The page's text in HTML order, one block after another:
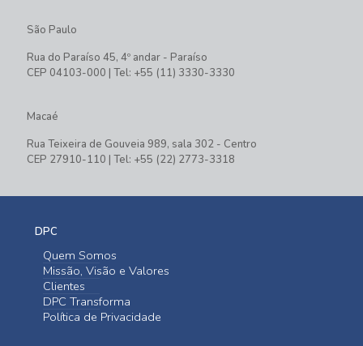
São Paulo
Rua do Paraíso 45, 4º andar - Paraíso
CEP 04103-000 | Tel: +55 (11) 3330-3330
Macaé
Rua Teixeira de Gouveia 989, sala 302 - Centro
CEP 27910-110 | Tel: +55 (22) 2773-3318
DPC
Quem Somos
Missão, Visão e Valores
Clientes
DPC Transforma
Política de Privacidade